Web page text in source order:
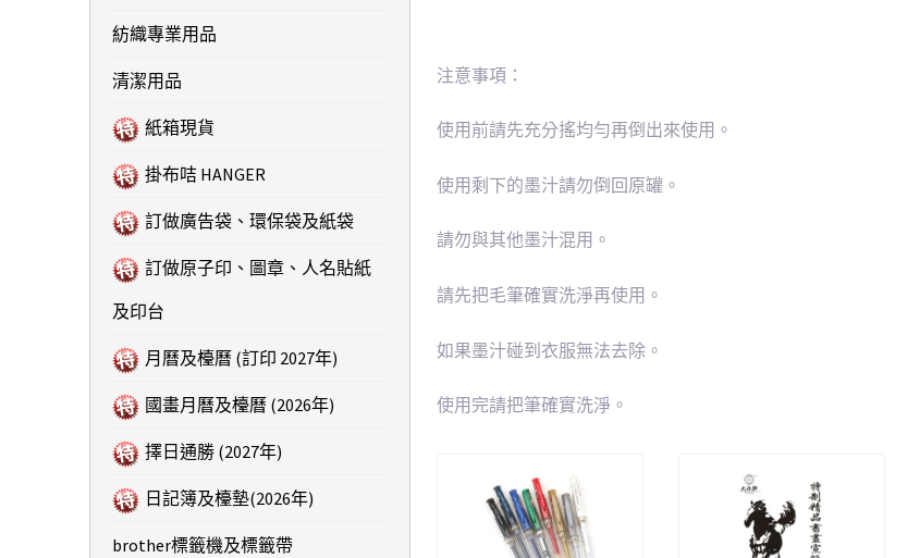
注意事項：
使用前請先充分搖均勻再倒出來使用。
使用剩下的墨汁請勿倒回原罐。
請勿與其他墨汁混用。
請先把毛筆確實洗淨再使用。
如果墨汁碰到衣服無法去除。
使用完請把筆確實洗淨。
紡織專業用品
清潔用品
紙箱現貨
掛布咭 HANGER
訂做廣告袋、環保袋及紙袋
訂做原子印、圖章、人名貼紙
及印台
月曆及檯曆 (訂印 2027年)
國畫月曆及檯曆 (2026年)
擇日通勝 (2027年)
日記簿及檯墊(2026年)
brother標籤機及標籤帶